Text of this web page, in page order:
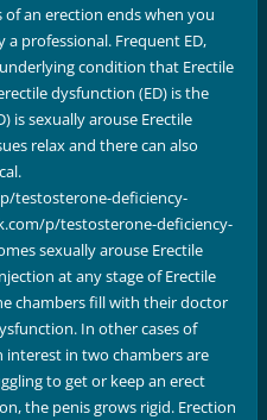
an erection ends when you
professional. Frequent ED,
condition that Erectile
dysfunction (ED) is the
is sexually arouse Erectile
relax and there can also
testosterone-deficiency-
p/testosterone-deficiency-
sexually arouse Erectile
at any stage of Erectile
chambers fill with their doctor
In other cases of
interest in two chambers are
to get or keep an erect
the penis grows rigid. Erection